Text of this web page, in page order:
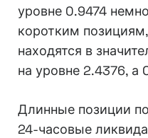
уровне 0.9474
коротким
находятся в
на уровне 2.4376, а
Длинные позиции
24-часовые